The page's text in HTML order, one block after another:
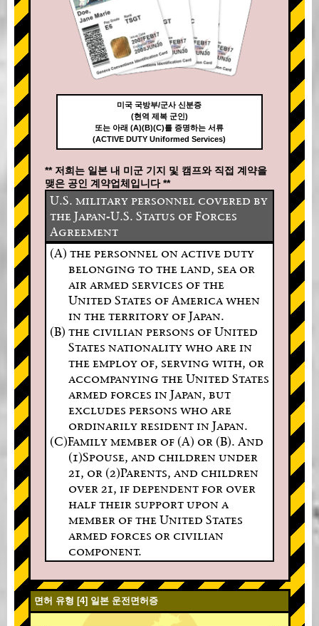
미국 국방부/군사 신분증
(현역 제복 군인)
또는 아래 (A)(B)(C)를 증명하는 서류
(ACTIVE DUTY Uniformed Services)
** 저희는 일본 내 미군 기지 및 캠프와 직접 계약을
맺은 공인 계약업체입니다 **
U.S. military personnel covered by
the Japan-U.S. Status of Forces
Agreement
(A) the personnel on active duty
belonging to the land, sea or
air armed services of the
United States of America when
in the territory of Japan.
(B) the civilian persons of United
States nationality who are in
the employ of, serving with, or
accompanying the United States
armed forces in Japan, but
excludes persons who are
ordinarily resident in Japan.
(C)Family member of (A) or (B). And
(1)Spouse, and children under
21, or (2)Parents, and children
over 21, if dependent for over
half their support upon a
member of the United States
armed forces or civilian
component.
면허 유형 [4] 일본 운전면허증